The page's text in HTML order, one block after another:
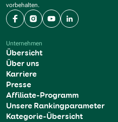
vorbehalten.
FacebookInstagram
YouTubeLinkedIn
Unternehmen
Übersicht
Über uns
Karriere
Presse
Affiliate-Programm
Unsere Rankingparameter
Kategorie-Übersicht